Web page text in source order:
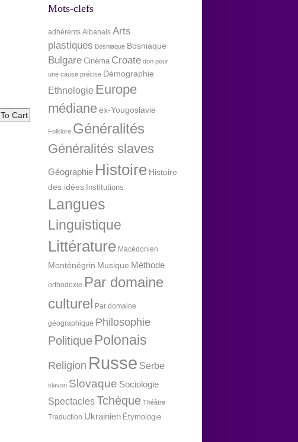
Mots-clefs
adhérents Albanais Arts
plastiques Bosniaque Bosniaque
Bulgare Cinéma Croate don pour
une cause précise Démographie
Ethnologie Europe
médianeex-Yougoslavie
Folklore Généralités
Généralités slaves
Géographie Histoire Histoire
des idées Institutions
Langues
Linguistique
Littérature Macédonien
Monténégrin Musique Méthode
orthodoxie Par domaine
culturel Par domaine
géographique Philosophie
Politique Polonais
Religion Russe Serbe
slavon Slovaque Sociologie
SpectaclesTchèque Théâtre
Traduction Ukrainien Étymologie